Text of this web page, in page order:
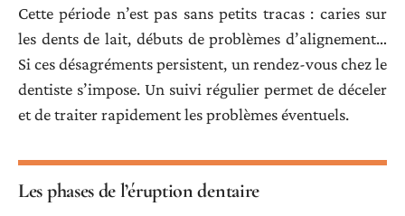
Cette période n’est pas sans petits tracas : caries sur
les dents de lait, débuts de problèmes d’alignement…
Si ces désagréments persistent, un rendez-vous chez le
dentiste s’impose. Un suivi régulier permet de déceler
et de traiter rapidement les problèmes éventuels.
Les phases de l’éruption dentaire